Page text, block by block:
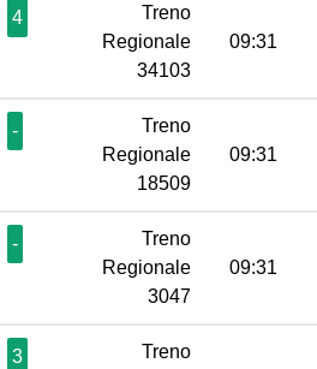
4
Treno
Regionale
34103
09:31
-
Treno
Regionale
18509
09:31
-
Treno
Regionale
3047
09:31
3
Treno